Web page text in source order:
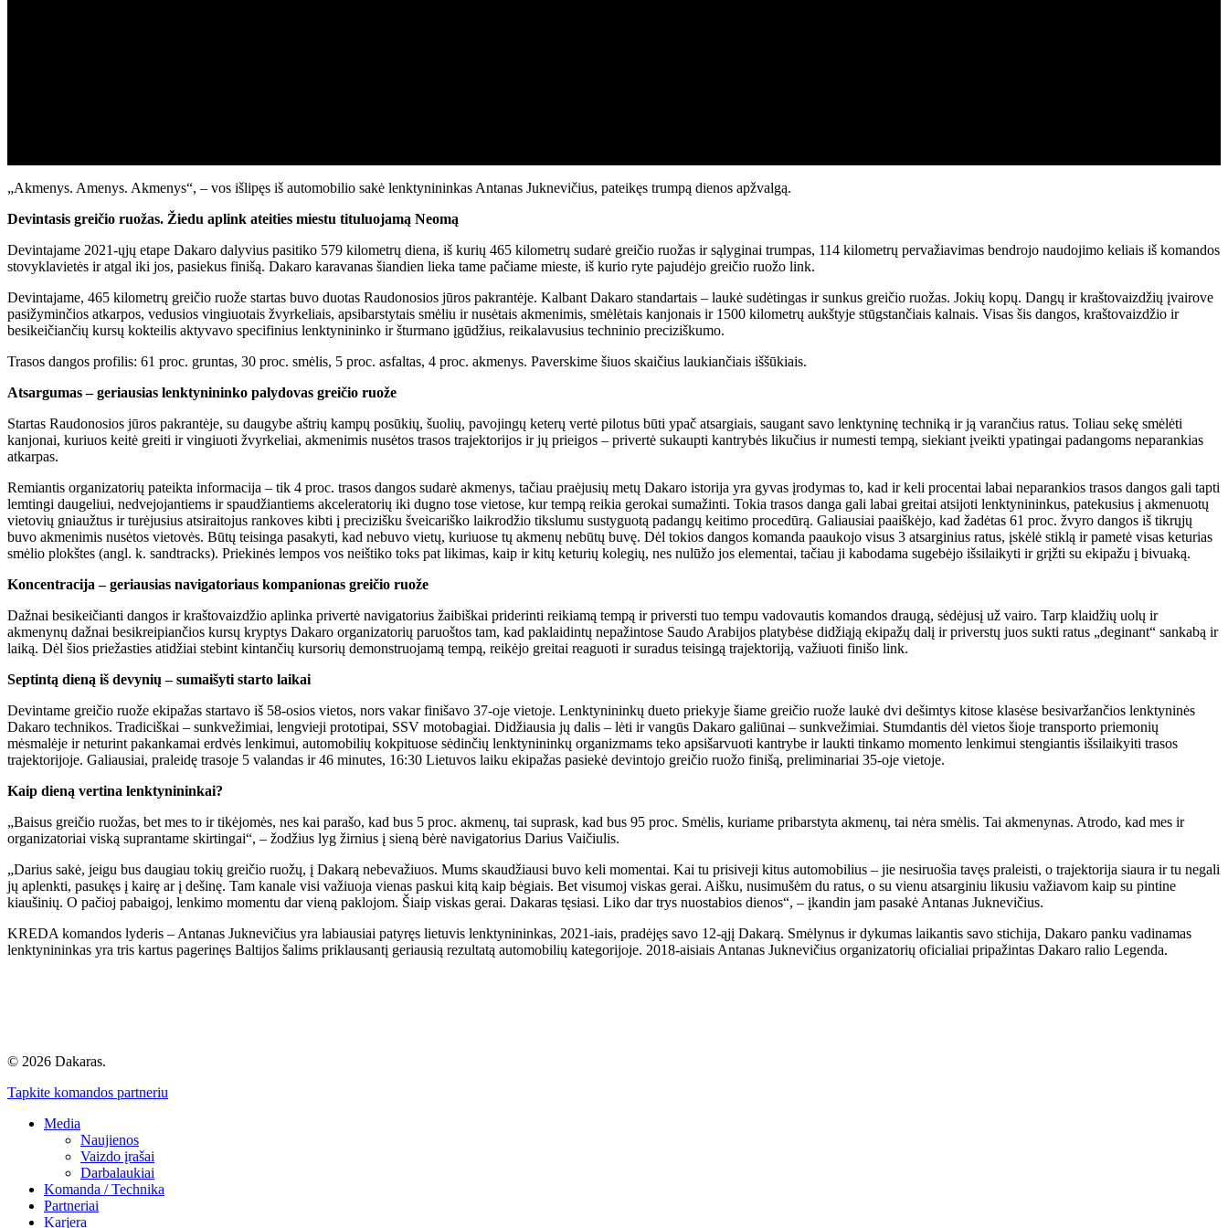
„Akmenys. Amenys. Akmenys“, – vos išlipęs iš automobilio sakė lenktynininkas Antanas Juknevičius, pateikęs trumpą dienos apžvalgą.
Devintasis greičio ruožas. Žiedu aplink ateities miestu tituluojamą Neomą
Devintajame 2021-ųjų etape Dakaro dalyvius pasitiko 579 kilometrų diena, iš kurių 465 kilometrų sudarė greičio ruožas ir sąlyginai trumpas, 114 kilometrų pervažiavimas bendrojo naudojimo keliais iš komandos
stovyklavietės ir atgal iki jos, pasiekus finišą. Dakaro karavanas šiandien lieka tame pačiame mieste, iš kurio ryte pajudėjo greičio ruožo link.
Devintajame, 465 kilometrų greičio ruože startas buvo duotas Raudonosios jūros pakrantėje. Kalbant Dakaro standartais – laukė sudėtingas ir sunkus greičio ruožas. Jokių kopų. Dangų ir kraštovaizdžių įvairove
pasižyminčios atkarpos, vedusios vingiuotais žvyrkeliais, apsibarstytais smėliu ir nusėtais akmenimis, smėlėtais kanjonais ir 1500 kilometrų aukštyje stūgstančiais kalnais. Visas šis dangos, kraštovaizdžio ir
besikeičiančių kursų kokteilis aktyvavo specifinius lenktynininko ir šturmano įgūdžius, reikalavusius techninio preciziškumo.
Trasos dangos profilis: 61 proc. gruntas, 30 proc. smėlis, 5 proc. asfaltas, 4 proc. akmenys. Paverskime šiuos skaičius laukiančiais iššūkiais.
Atsargumas – geriausias lenktynininko palydovas greičio ruože
Startas Raudonosios jūros pakrantėje, su daugybe aštrių kampų posūkių, šuolių, pavojingų keterų vertė pilotus būti ypač atsargiais, saugant savo lenktyninę techniką ir ją varančius ratus. Toliau sekę smėlėti
kanjonai, kuriuos keitė greiti ir vingiuoti žvyrkeliai, akmenimis nusėtos trasos trajektorijos ir jų prieigos – privertė sukaupti kantrybės likučius ir numesti tempą, siekiant įveikti ypatingai padangoms neparankias
atkarpas.
Remiantis organizatorių pateikta informacija – tik 4 proc. trasos dangos sudarė akmenys, tačiau praėjusių metų Dakaro istorija yra gyvas įrodymas to, kad ir keli procentai labai neparankios trasos dangos gali tapti
lemtingi daugeliui, nedvejojantiems ir spaudžiantiems akceleratorių iki dugno tose vietose, kur tempą reikia gerokai sumažinti. Tokia trasos danga gali labai greitai atsijoti lenktynininkus, patekusius į akmenuotų
vietovių gniaužtus ir turėjusius atsiraitojus rankoves kibti į precizišku šveicariško laikrodžio tikslumu sustyguotą padangų keitimo procedūrą. Galiausiai paaiškėjo, kad žadėtas 61 proc. žvyro dangos iš tikrųjų
buvo akmenimis nusėtos vietovės. Būtų teisinga pasakyti, kad nebuvo vietų, kuriuose tų akmenų nebūtų buvę. Dėl tokios dangos komanda paaukojo visus 3 atsarginius ratus, įskėlė stiklą ir pametė visas keturias
smėlio plokštes (angl. k. sandtracks). Priekinės lempos vos neištiko toks pat likimas, kaip ir kitų keturių kolegių, nes nulūžo jos elementai, tačiau ji kabodama sugebėjo išsilaikyti ir grįžti su ekipažu į bivuaką.
Koncentracija – geriausias navigatoriaus kompanionas greičio ruože
Dažnai besikeičianti dangos ir kraštovaizdžio aplinka privertė navigatorius žaibiškai priderinti reikiamą tempą ir priversti tuo tempu vadovautis komandos draugą, sėdėjusį už vairo. Tarp klaidžių uolų ir
akmenynų dažnai besikreipiančios kursų kryptys Dakaro organizatorių paruoštos tam, kad paklaidintų nepažintose Saudo Arabijos platybėse didžiąją ekipažų dalį ir priverstų juos sukti ratus „deginant“ sankabą ir
laiką. Dėl šios priežasties atidžiai stebint kintančių kursorių demonstruojamą tempą, reikėjo greitai reaguoti ir suradus teisingą trajektoriją, važiuoti finišo link.
Septintą dieną iš devynių – sumaišyti starto laikai
Devintame greičio ruože ekipažas startavo iš 58-osios vietos, nors vakar finišavo 37-oje vietoje. Lenktynininkų dueto priekyje šiame greičio ruože laukė dvi dešimtys kitose klasėse besivaržančios lenktyninės
Dakaro technikos. Tradiciškai – sunkvežimiai, lengvieji prototipai, SSV motobagiai. Didžiausia jų dalis – lėti ir vangūs Dakaro galiūnai – sunkvežimiai. Stumdantis dėl vietos šioje transporto priemonių
mėsmalėje ir neturint pakankamai erdvės lenkimui, automobilių kokpituose sėdinčių lenktynininkų organizmams teko apsišarvuoti kantrybe ir laukti tinkamo momento lenkimui stengiantis išsilaikyiti trasos
trajektorijoje. Galiausiai, praleidę trasoje 5 valandas ir 46 minutes, 16:30 Lietuvos laiku ekipažas pasiekė devintojo greičio ruožo finišą, preliminariai 35-oje vietoje.
Kaip dieną vertina lenktynininkai?
„Baisus greičio ruožas, bet mes to ir tikėjomės, nes kai parašo, kad bus 5 proc. akmenų, tai suprask, kad bus 95 proc. Smėlis, kuriame pribarstyta akmenų, tai nėra smėlis. Tai akmenynas. Atrodo, kad mes ir
organizatoriai viską suprantame skirtingai“, – žodžius lyg žirnius į sieną bėrė navigatorius Darius Vaičiulis.
„Darius sakė, jeigu bus daugiau tokių greičio ruožų, į Dakarą nebevažiuos. Mums skaudžiausi buvo keli momentai. Kai tu prisiveji kitus automobilius – jie nesiruošia tavęs praleisti, o trajektorija siaura ir tu negali
jų aplenkti, pasukęs į kairę ar į dešinę. Tam kanale visi važiuoja vienas paskui kitą kaip bėgiais. Bet visumoj viskas gerai. Aišku, nusimušėm du ratus, o su vienu atsarginiu likusiu važiavom kaip su pintine
kiaušinių. O pačioj pabaigoj, lenkimo momentu dar vieną paklojom. Šiaip viskas gerai. Dakaras tęsiasi. Liko dar trys nuostabios dienos“, – įkandin jam pasakė Antanas Juknevičius.
KREDA komandos lyderis – Antanas Juknevičius yra labiausiai patyręs lietuvis lenktynininkas, 2021-iais, pradėjęs savo 12-ąjį Dakarą. Smėlynus ir dykumas laikantis savo stichija, Dakaro panku vadinamas
lenktynininkas yra tris kartus pagerinęs Baltijos šalims priklausantį geriausią rezultatą automobilių kategorijoje. 2018-aisiais Antanas Juknevičius organizatorių oficialiai pripažintas Dakaro ralio Legenda.
© 2026 Dakaras.
Tapkite komandos partneriu
Media
Naujienos
Vaizdo įrašai
Darbalaukiai
Komanda / Technika
Partneriai
Karjera